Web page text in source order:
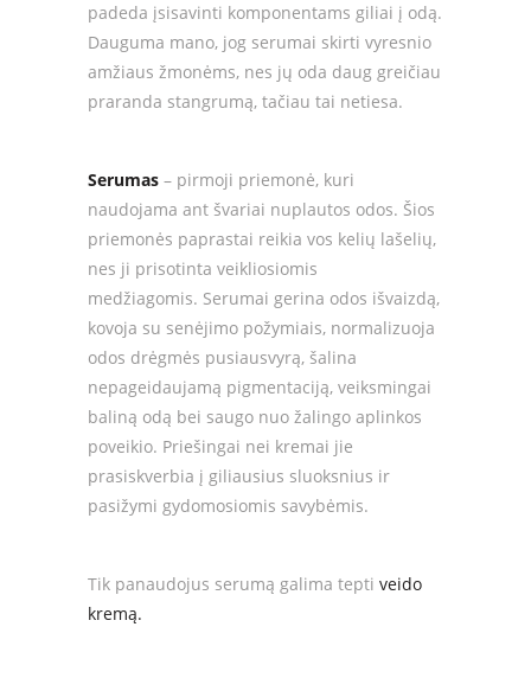
padeda įsisavinti komponentams giliai į odą.
Dauguma mano, jog serumai skirti vyresnio
amžiaus žmonėms, nes jų oda daug greičiau
praranda stangrumą, tačiau tai netiesa.
Serumas – pirmoji priemonė, kuri
naudojama ant švariai nuplautos odos. Šios
priemonės paprastai reikia vos kelių lašelių,
nes ji prisotinta veikliosiomis
medžiagomis. Serumai gerina odos išvaizdą,
kovoja su senėjimo požymiais, normalizuoja
odos drėgmės pusiausvyrą, šalina
nepageidaujamą pigmentaciją, veiksmingai
baliną odą bei saugo nuo žalingo aplinkos
poveikio. Priešingai nei kremai jie
prasiskverbia į giliausius sluoksnius ir
pasižymi gydomosiomis savybėmis.
Tik panaudojus serumą galima tepti veido
kremą.